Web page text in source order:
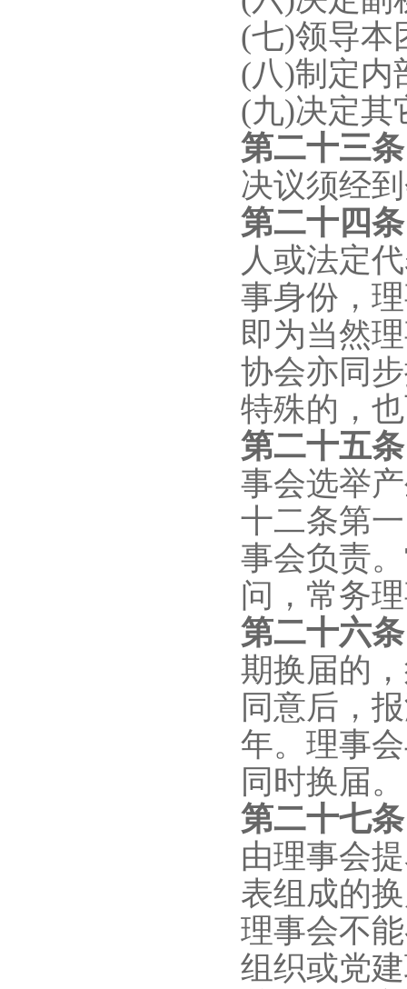
(七)领导本
(八)制定内
(九)决定其
第二十三
决议须经
第二十 四
人或法定
事身份，
即为当然
协会亦同
特殊的，
第二十五
事会选举
十二条第
事会负责
问，常务
第二十六条
期换届的
同意后，
年。理事
同时换届。
第二十七条
由理事会
表组成的
理事会不
组织或党